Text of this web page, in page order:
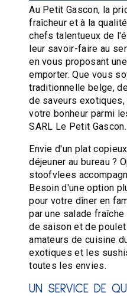
Au Petit Gascon, la
fraîcheur et à la
chefs talentueux de
leur savoir-faire au
en vous proposant
emporter. Que vous
traditionnelle belge,
de saveurs
votre bonheur parmi
SARL Le Petit Gascon.
Envie d'un plat
déjeuner au bureau ?
stoofvlees
Besoin d'une option
pour votre dîner en
par une salade
de saison et de
amateurs de cuisine
exotiques et les
toutes les envies.
UN SERVICE DE